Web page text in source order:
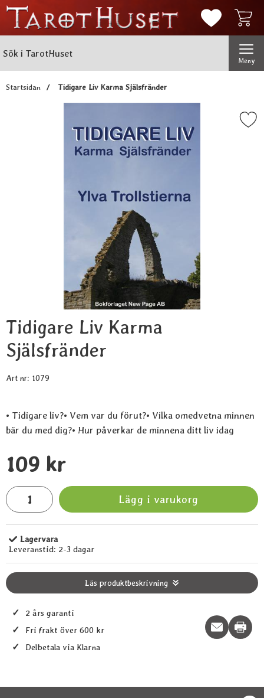
Mina
Meny
Startsidan Tidigare Liv Karma Själsfränder
Markera tidigare Liv Karma
Tidigare Liv Karma
Själsfränder
Art nr: 1079
• Tidigare liv?• Vem var du förut?• Vilka omedvetna minnen
bär du med dig?• Hur påverkar de minnena ditt liv idag
pris
109 kr
antal
Lägg i varukorg
Tillgänglighet:
Lagervara
Leveranstid: 2-3 dagar
Läs produktbeskrivning
✓ 2 års garanti
✓ Fri frakt över 600 kr
✓ Delbetala via Klarna
Print